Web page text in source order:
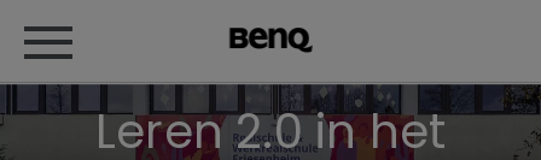
Leren 2.0 in het